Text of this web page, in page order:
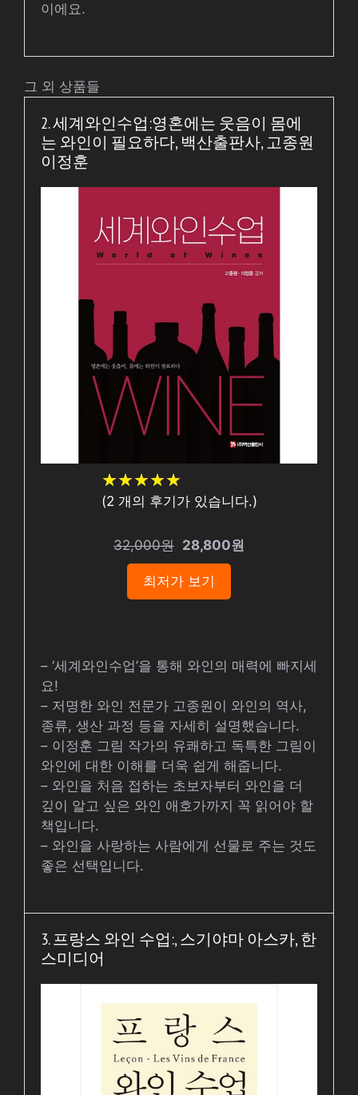
이에요.
그 외 상품들
2. 세계와인수업:영혼에는 웃음이 몸에
는 와인이 필요하다, 백산출판사, 고종원
이정훈
★★★★★
★★★★★
(2 개의 후기가 있습니다.)
32,000원 28,800원
최저가 보기
– ‘세계와인수업’을 통해 와인의 매력에 빠지세
요!
– 저명한 와인 전문가 고종원이 와인의 역사,
종류, 생산 과정 등을 자세히 설명했습니다.
– 이정훈 그림 작가의 유쾌하고 독특한 그림이
와인에 대한 이해를 더욱 쉽게 해줍니다.
– 와인을 처음 접하는 초보자부터 와인을 더
깊이 알고 싶은 와인 애호가까지 꼭 읽어야 할
책입니다.
– 와인을 사랑하는 사람에게 선물로 주는 것도
좋은 선택입니다.
3. 프랑스 와인 수업:, 스기야마 아스카, 한
스미디어